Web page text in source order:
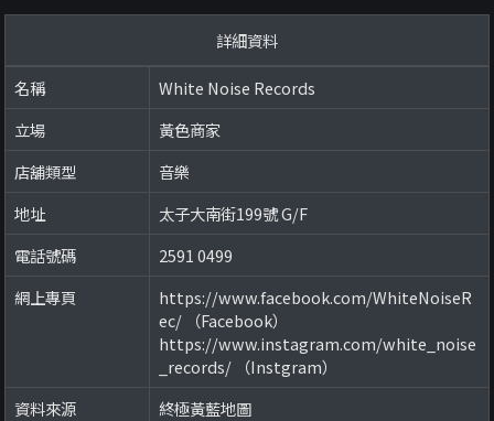
詳細資料
名稱
White Noise Records
立場
黃色商家
店舖類型
音樂
地址
太子大南街199號 G/F
電話號碼
2591 0499
網上專頁
https://www.facebook.com/WhiteNoiseR
ec/ （Facebook）
https://www.instagram.com/white_noise
_records/ （Instgram）
資料來源
終極黃藍地圖